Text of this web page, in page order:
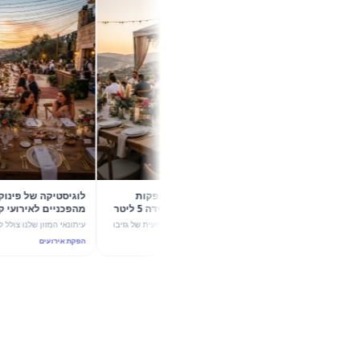
לוגיסטיקה של פינוק: 5
עוצמת ערבול ותשתית יוקרה
עיתונאי המזון שלנו צולל לעומק
הפקת אירועים